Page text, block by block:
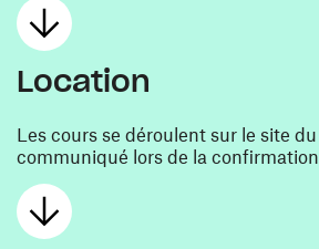
Location
Les cours se déroulent sur le site
communiqué lors de la